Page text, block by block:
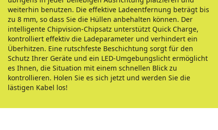
weiterhin benutzen. Die effektive Ladeentfernung beträgt bis
zu 8 mm, so dass Sie die Hüllen anbehalten können. Der
intelligente Chipvision-Chipsatz unterstützt Quick Charge,
kontrolliert effektiv die Ladeparameter und verhindert ein
Überhitzen. Eine rutschfeste Beschichtung sorgt für den
Schutz Ihrer Geräte und ein LED-Umgebungslicht ermöglicht
es Ihnen, die Situation mit einem schnellen Blick zu
kontrollieren. Holen Sie es sich jetzt und werden Sie die
lästigen Kabel los!